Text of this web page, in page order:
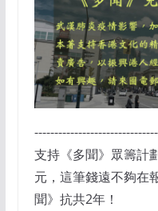
支持《多聞》眾籌計
元，這筆錢遠不夠在
聞》抗共2年！